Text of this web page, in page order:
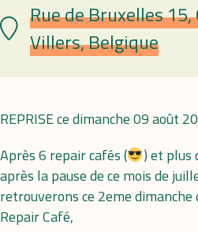
Lieu Rue de Bruxelles
Villers, Belgique
REPRISE ce dimanche 09 août
Après 6 repair cafés (
) et plus
après la pause de ce mois de
retrouverons ce 2eme dimanche
Repair Café,